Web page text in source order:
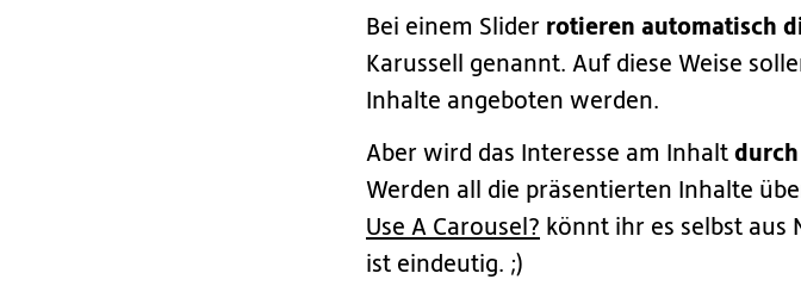
Bei einem Slider rotieren automatisch
Karussell genannt. Auf diese Weise
Inhalte angeboten werden.
Aber wird das Interesse am Inhalt
Werden all die präsentierten Inhalte
Use A Carousel? könnt ihr es selbst
ist eindeutig. ;)